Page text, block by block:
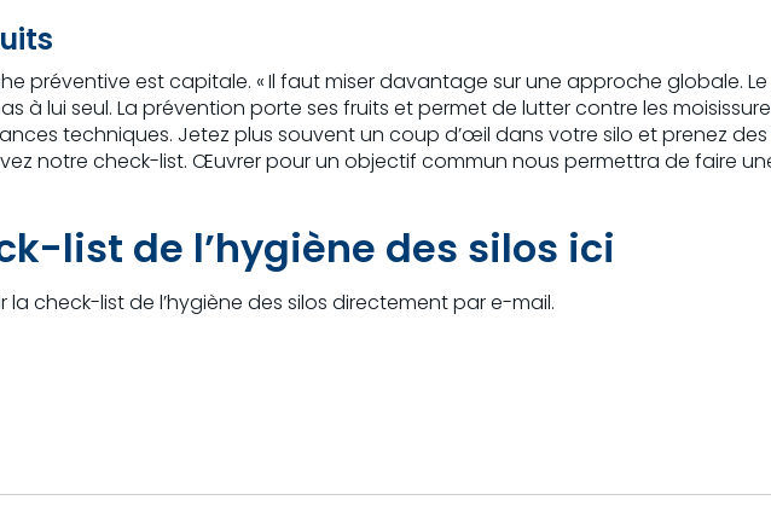
préventive est capitale. « Il faut miser davantage sur une approche globale.
à lui seul. La prévention porte ses fruits et permet de lutter contre les
techniques. Jetez plus souvent un coup d’œil dans votre silo et prenez
notre check-list. Œuvrer pour un objectif commun nous permettra de faire
list de l’hygiène des silos ici
check-list de l’hygiène des silos directement par e-mail.